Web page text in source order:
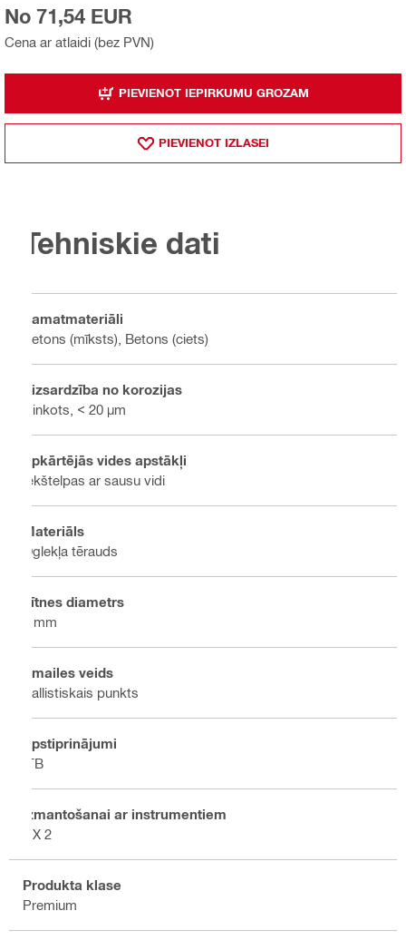
Cena ar atlaidi (bez PVN)
No 71,54 EUR
PIEVIENOT IEPIRKUMU GROZAM
PIEVIENOT IZLASEI
Tehniskie dati
Pamatmateriāli
Betons (mīksts), Betons (ciets)
Aizsardzība no korozijas
Cinkots, < 20 µm
Apkārtējās vides apstākļi
Iekštelpas ar sausu vidi
Materiāls
Oglekļa tērauds
Vītnes diametrs
8 mm
Smailes veids
Ballistiskais punkts
Apstiprinājumi
ITB
Izmantošanai ar instrumentiem
DX 2
Produkta klase
Premium